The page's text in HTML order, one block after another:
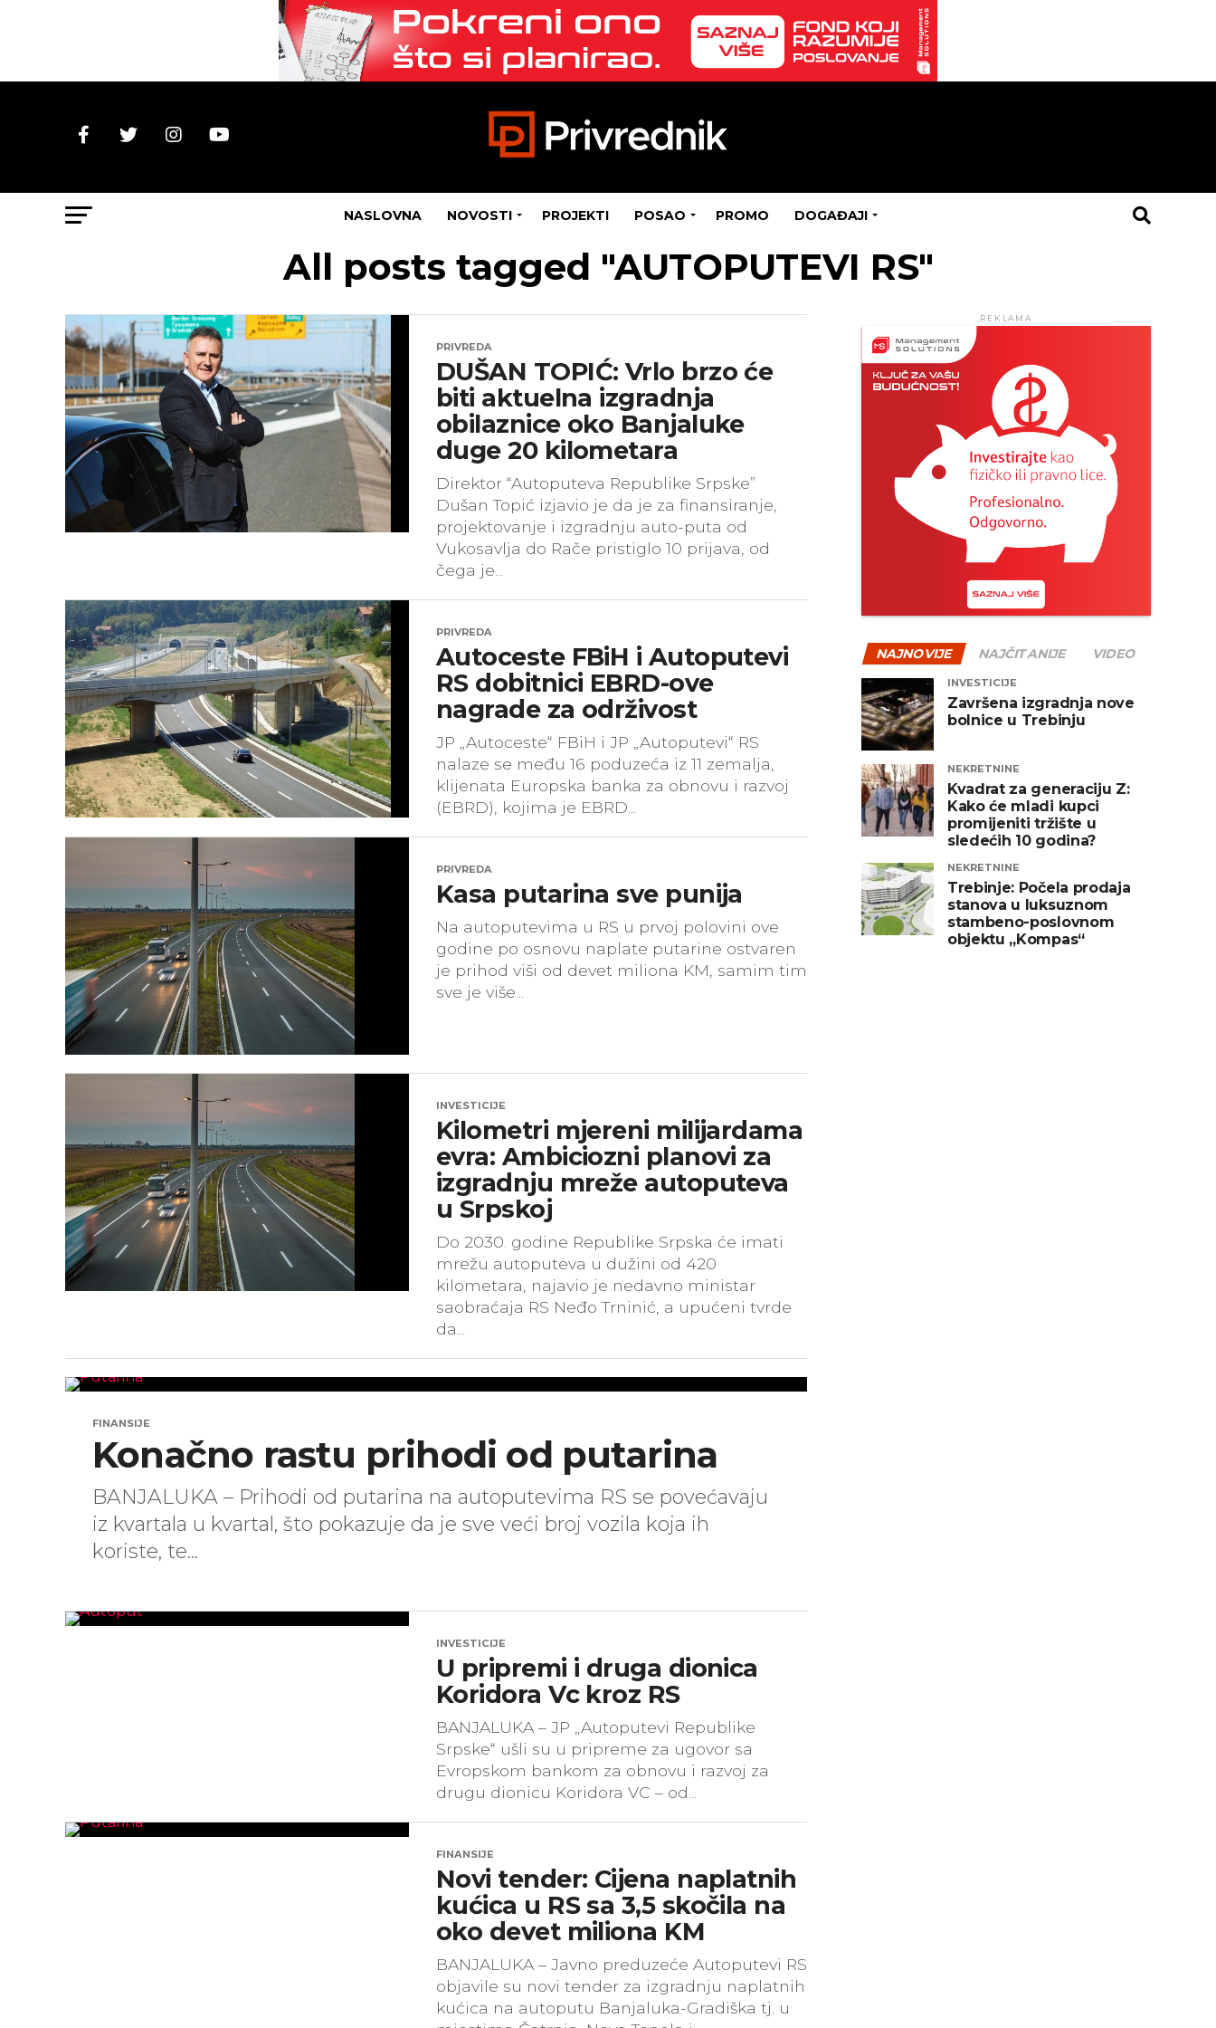
NASLOVNA NOVOSTI PROJEKTI POSAO PROMO DOGAĐAJI
All posts tagged "AUTOPUTEVI RS"
PRIVREDA
DUŠAN TOPIĆ: Vrlo brzo će
biti aktuelna izgradnja
obilaznice oko Banjaluke
duge 20 kilometara
Direktor “Autoputeva Republike Srpske”
Dušan Topić izjavio je da je za finansiranje,
projektovanje i izgradnju auto-puta od
Vukosavlja do Rače pristiglo 10 prijava, od
čega je...
PRIVREDA
Autoceste FBiH i Autoputevi
RS dobitnici EBRD-ove
nagrade za održivost
JP „Autoceste“ FBiH i JP „Autoputevi“ RS
nalaze se među 16 poduzeća iz 11 zemalja,
klijenata Europska banka za obnovu i razvoj
(EBRD), kojima je EBRD...
PRIVREDA
Kasa putarina sve punija
Na autoputevima u RS u prvoj polovini ove
godine po osnovu naplate putarine ostvaren
je prihod viši od devet miliona KM, samim tim
sve je više...
INVESTICIJE
Kilometri mjereni milijardama
evra: Ambiciozni planovi za
izgradnju mreže autoputeva
u Srpskoj
Do 2030. godine Republike Srpska će imati
mrežu autoputeva u dužini od 420
kilometara, najavio je nedavno ministar
saobraćaja RS Neđo Trninić, a upućeni tvrde
da...
FINANSIJE
Konačno rastu prihodi od putarina
BANJALUKA – Prihodi od putarina na autoputevima RS se povećavaju
iz kvartala u kvartal, što pokazuje da je sve veći broj vozila koja ih
koriste, te...
INVESTICIJE
U pripremi i druga dionica
Koridora Vc kroz RS
BANJALUKA – JP „Autoputevi Republike
Srpske“ ušli su u pripreme za ugovor sa
Evropskom bankom za obnovu i razvoj za
drugu dionicu Koridora VC – od...
FINANSIJE
Novi tender: Cijena naplatnih
kućica u RS sa 3,5 skočila na
oko devet miliona KM
BANJALUKA – Javno preduzeće Autoputevi RS
objavile su novi tender za izgradnju naplatnih
kućica na autoputu Banjaluka-Gradiška tj. u
REKLAMA
NAJNOVIJE NAJČITANIJE VIDEO
INVESTICIJE
Završena izgradnja nove
bolnice u Trebinju
NEKRETNINE
Kvadrat za generaciju Z:
Kako će mladi kupci
promijeniti tržište u
sledećih 10 godina?
NEKRETNINE
Trebinje: Počela prodaja
stanova u luksuznom
stambeno-poslovnom
objektu „Kompas“